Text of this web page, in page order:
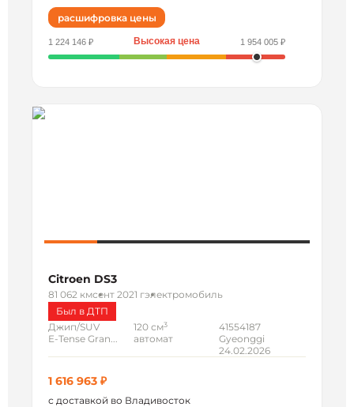
расшифровка цены
1 224 146 ₽ Высокая цена 1 954 005 ₽
Citroen DS3
81 062 кмсент 2021 гэлектромобиль
Был в ДТП
Джип/SUV
E-Tense Gran...
120 см3
автомат
41554187
Gyeonggi
24.02.2026
1 616 963 ₽
с доставкой во Владивосток